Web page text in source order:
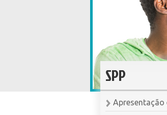
SPP
Apresentação